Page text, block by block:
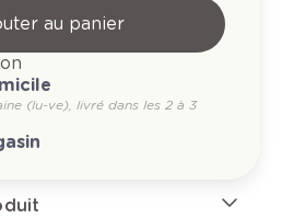
au panier
(lu-ve), livré dans les 2 à 3